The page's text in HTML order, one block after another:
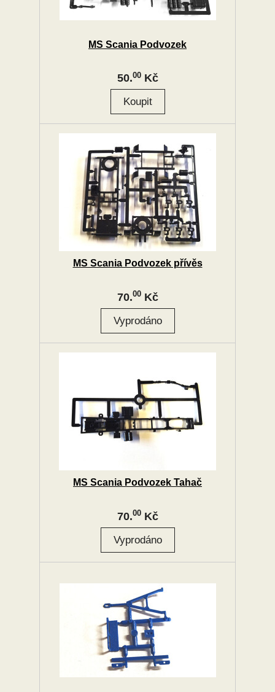
MS Scania Podvozek
50.00Kč
MS Scania Podvozek přívěs
70.00Kč
MS Scania Podvozek Tahač
70.00Kč